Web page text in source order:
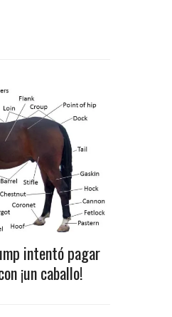
intentó pagar
¡un caballo!